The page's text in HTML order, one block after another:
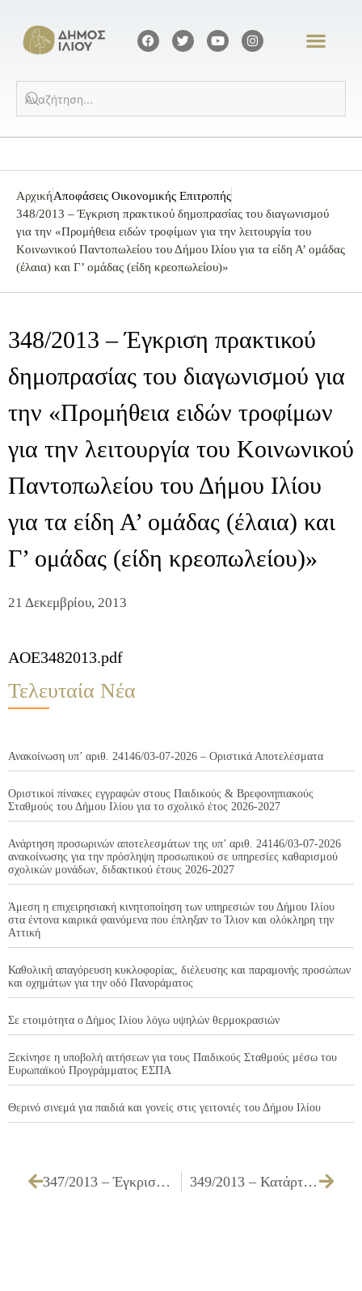
ΑρχικήΑποφάσεις Οικονομικής Επιτροπής
348/2013 – Έγκριση πρακτικού δημοπρασίας του διαγωνισμού
για την «Προμήθεια ειδών τροφίμων για την λειτουργία του
Κοινωνικού Παντοπωλείου του Δήμου Ιλίου για τα είδη Α’ ομάδας
(έλαια) και Γ’ ομάδας (είδη κρεοπωλείου)»
348/2013 – Έγκριση πρακτικού
δημοπρασίας του διαγωνισμού για
την «Προμήθεια ειδών τροφίμων
για την λειτουργία του Κοινωνικού
Παντοπωλείου του Δήμου Ιλίου
για τα είδη Α’ ομάδας (έλαια) και
Γ’ ομάδας (είδη κρεοπωλείου)»
21 Δεκεμβρίου, 2013
AOE3482013.pdf
Τελευταία Νέα
Ανακοίνωση υπ’ αριθ. 24146/03-07-2026 – Οριστικά Αποτελέσματα
Οριστικοί πίνακες εγγραφών στους Παιδικούς & Βρεφονηπιακούς
Σταθμούς του Δήμου Ιλίου για το σχολικό έτος 2026-2027
Ανάρτηση προσωρινών αποτελεσμάτων της υπ’ αριθ. 24146/03-07-2026
ανακοίνωσης για την πρόσληψη προσωπικού σε υπηρεσίες καθαρισμού
σχολικών μονάδων, διδακτικού έτους 2026-2027
Άμεση η επιχειρησιακή κινητοποίηση των υπηρεσιών του Δήμου Ιλίου
στα έντονα καιρικά φαινόμενα που έπληξαν το Ίλιον και ολόκληρη την
Αττική
Καθολική απαγόρευση κυκλοφορίας, διέλευσης και παραμονής προσώπων
και οχημάτων για την οδό Πανοράματος
Σε ετοιμότητα ο Δήμος Ιλίου λόγω υψηλών θερμοκρασιών
Ξεκίνησε η υποβολή αιτήσεων για τους Παιδικούς Σταθμούς μέσω του
Ευρωπαϊκού Προγράμματος ΕΣΠΑ
Θερινό σινεμά για παιδιά και γονείς στις γειτονιές του Δήμου Ιλίου
347/2013 – Έγκριση πίστωσης ποσού 918,94 € υπέρ της ΕΥΔΑΠ για δαπάνες αποχέτευσης 349/2013 – Κατάρτιση όρων δημοπρασίας μίσθωσης οικήματος για τη στέγαση του Ζ’ ΚΑΠΗ του Δήμου Ιλίου